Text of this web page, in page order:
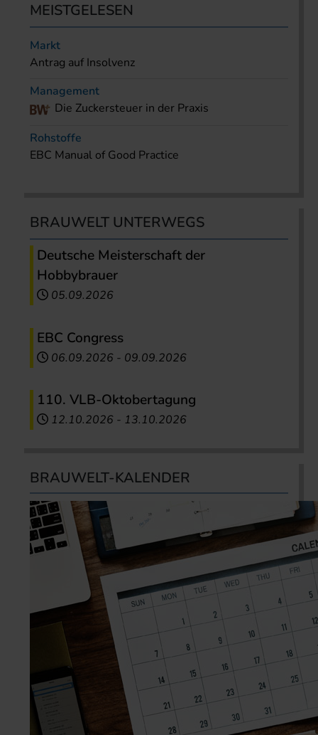
MEISTGELESEN
Markt
Antrag auf Insolvenz
Management
Die Zuckersteuer in der Praxis
Rohstoffe
EBC Manual of Good Practice
BRAUWELT UNTERWEGS
Deutsche Meisterschaft der
Hobbybrauer
05.09.2026
EBC Congress
06.09.2026 - 09.09.2026
110. VLB-Oktobertagung
12.10.2026 - 13.10.2026
BRAUWELT-KALENDER